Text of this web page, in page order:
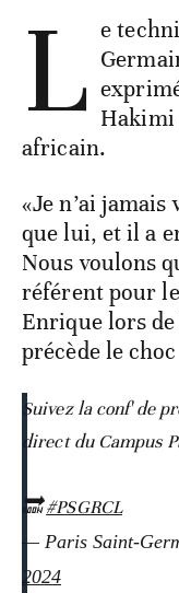
L e
Hakimi
africain.
«Je n’ai
que lui, et il a
Nous voulons
référent pour
Enrique lors
précède le
Suivez la conf' de
direct du Campus
🔜#PSGRCL
— Paris Saint-
2024